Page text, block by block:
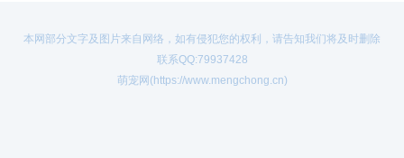
本网部分文字及图片来自网络，如有侵犯您的权利，请告知我们将及时删除
联系QQ:79937428
萌宠网(https://www.mengchong.cn)